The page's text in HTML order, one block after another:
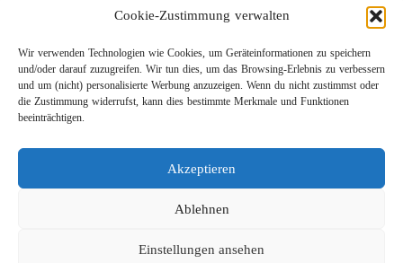
Cookie-Zustimmung verwalten
Wir verwenden Technologien wie Cookies, um Geräteinformationen zu speichern
und/oder darauf zuzugreifen. Wir tun dies, um das Browsing-Erlebnis zu verbessern
und um (nicht) personalisierte Werbung anzuzeigen. Wenn du nicht zustimmst oder
die Zustimmung widerrufst, kann dies bestimmte Merkmale und Funktionen
beeinträchtigen.
Akzeptieren
Ablehnen
Einstellungen ansehen
Leichtbau-Rotordüse ST-415